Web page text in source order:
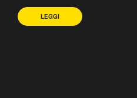
LEGGI